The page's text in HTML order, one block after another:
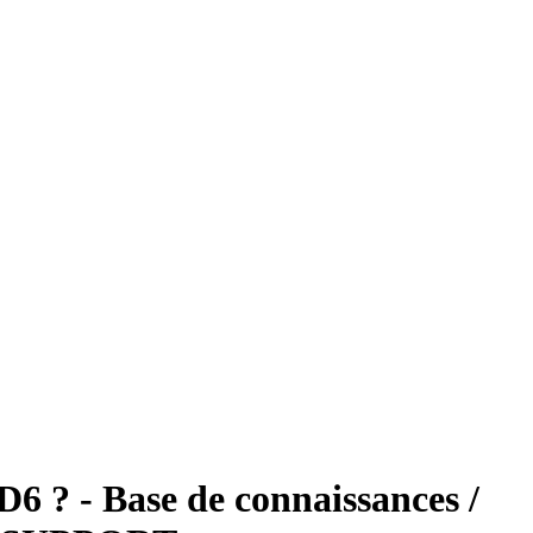
? - Base de connaissances /